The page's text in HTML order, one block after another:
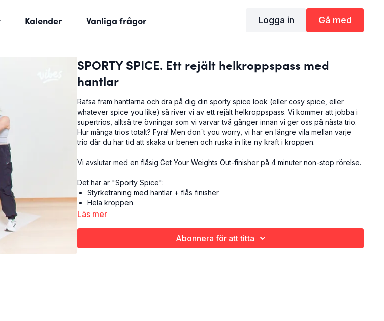
Kalender Vanliga frågor Logga in Gå med
SPORTY SPICE. Ett rejält helkroppspass med
hantlar
Rafsa fram hantlarna och dra på dig din sporty spice look (eller cosy spice, eller
whatever spice you like) så river vi av ett rejält helkroppspass. Vi kommer att jobba i
supertrios, alltså tre övningar som vi varvar två gånger innan vi ger oss på nästa trio.
Hur många trios totalt? Fyra! Men don´t you worry, vi har en längre vila mellan varje
trio där du har tid att skaka ur benen och ruska in lite ny kraft i kroppen.
Vi avslutar med en flåsig Get Your Weights Out-finisher på 4 minuter non-stop rörelse.
Det här är "Sporty Spice":
Styrketräning med hantlar + flås finisher
Hela kroppen
30 minuter
tyngre hantlar till benövningar och kan ibland behöva lite lättare till överkroppen.
Läs mer
Abonnera för att titta